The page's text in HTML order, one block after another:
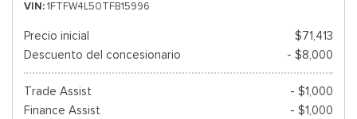
VIN 1FTFW4L50TFB15996
Precio inicial
$71,413
Descuento del concesionario
- $8,000
Trade Assist
- $1,000
Finance Assist
- $1,000